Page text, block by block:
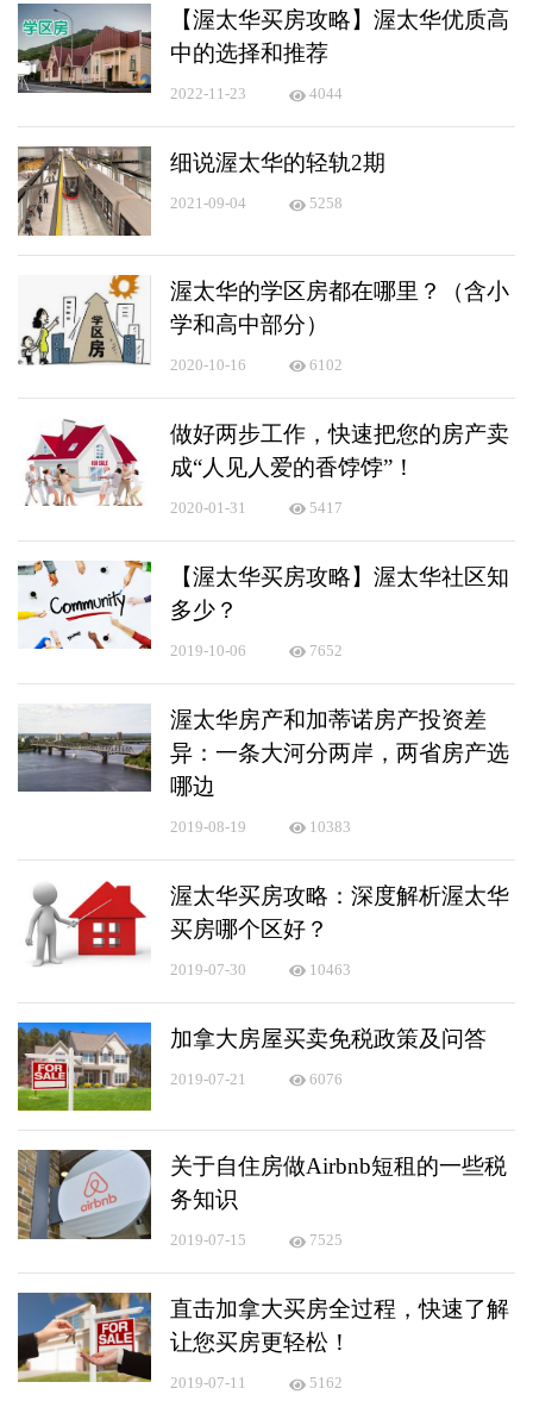
【渥太华买房攻略】渥太华优质高
中的选择和推荐
2022-11-23 4044
细说渥太华的轻轨2期
2021-09-04 5258
渥太华的学区房都在哪里？（含小
学和高中部分）
2020-10-16 6102
做好两步工作，快速把您的房产卖
成“人见人爱的香饽饽”！
2020-01-31 5417
【渥太华买房攻略】渥太华社区知
多少？
2019-10-06 7652
渥太华房产和加蒂诺房产投资差
异：一条大河分两岸，两省房产选
哪边
2019-08-19 10383
渥太华买房攻略：深度解析渥太华
买房哪个区好？
2019-07-30 10463
加拿大房屋买卖免税政策及问答
2019-07-21 6076
关于自住房做Airbnb短租的一些税
务知识
2019-07-15 7525
直击加拿大买房全过程，快速了解
让您买房更轻松！
2019-07-11 5162